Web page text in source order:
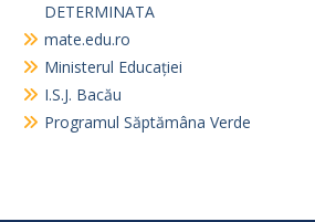
DETERMINATA
mate.edu.ro
Ministerul Educației
I.S.J. Bacău
Programul Săptămâna Verde